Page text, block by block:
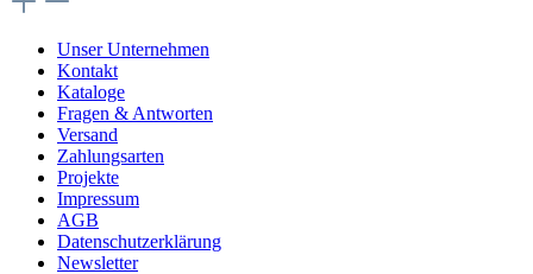
Unser Unternehmen
Kontakt
Kataloge
Fragen & Antworten
Versand
Zahlungsarten
Projekte
Impressum
AGB
Datenschutzerklärung
Newsletter